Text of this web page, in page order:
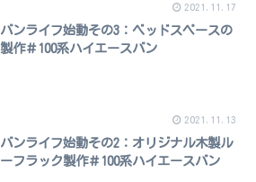
2021.11.17
バンライフ始動その3：ベッドスペースの
製作＃100系ハイエースバン
2021.11.13
バンライフ始動その2：オリジナル木製ル
ーフラック製作＃100系ハイエースバン